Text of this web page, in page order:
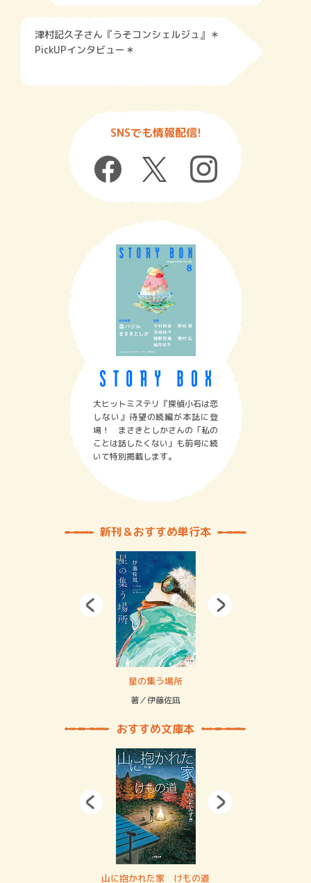
津村記久子さん『うそコンシェルジュ』＊
PickUPインタビュー＊
SNSでも情報配信!
大ヒットミステリ『探偵小石は恋
しない』待望の続編が本誌に登
場！ まさきとしかさんの「私の
ことは話したくない」も前号に続
いて特別掲載します。
新刊＆おすすめ単行本
星の集う場所
著／伊藤佐凪
おすすめ文庫本
山に抱かれた家 けもの道